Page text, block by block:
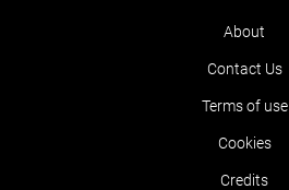
About
Contact Us
Terms of use
Cookies
Credits